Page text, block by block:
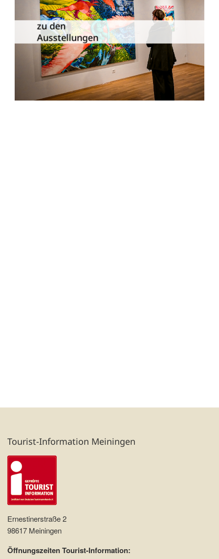
zu den
Ausstellungen
Die Dauer­ausstellungen in Meiningen
und Umgebung als Übersicht.
zu den Ausstellungen
Tourist-Information Meiningen
Ernestinerstraße 2
98617 Meiningen
Öffnungszeiten Tourist-Information: